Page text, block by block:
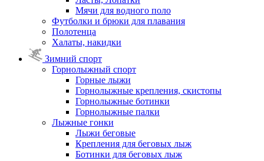
Мячи для водного поло
Футболки и брюки для плавания
Полотенца
Халаты, накидки
Зимний спорт
Горнолыжный спорт
Горные лыжи
Горнолыжные крепления, скистопы
Горнолыжные ботинки
Горнолыжные палки
Лыжные гонки
Лыжи беговые
Крепления для беговых лыж
Ботинки для беговых лыж